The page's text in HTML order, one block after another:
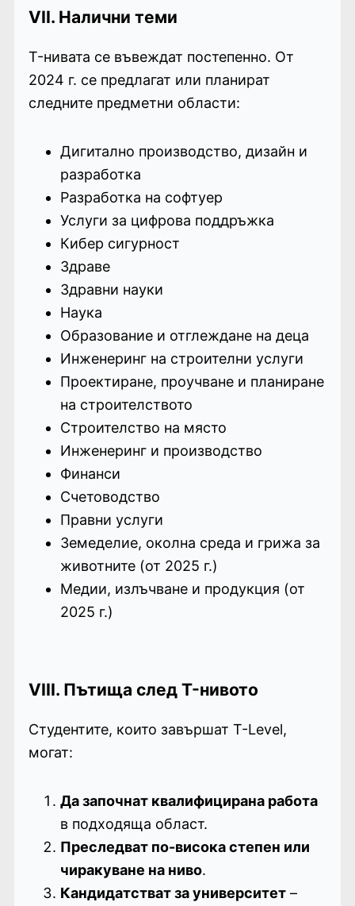
VII. Налични теми
T-нивата се въвеждат постепенно. От
2024 г. се предлагат или планират
следните предметни области:
Дигитално производство, дизайн и
разработка
Разработка на софтуер
Услуги за цифрова поддръжка
Кибер сигурност
Здраве
Здравни науки
Наука
Образование и отглеждане на деца
Инженеринг на строителни услуги
Проектиране, проучване и планиране
на строителството
Строителство на място
Инженеринг и производство
Финанси
Счетоводство
Правни услуги
Земеделие, околна среда и грижа за
животните (от 2025 г.)
Медии, излъчване и продукция (от
2025 г.)
VIII. Пътища след T-нивото
Студентите, които завършат T-Level,
могат:
Да започнат квалифицирана работа
в подходяща област.
Преследват по-висока степен или
чиракуване на ниво.
Кандидатстват за университет–